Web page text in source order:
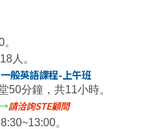
人。
般英語課程-上午班
50分鐘，共11小時。
請洽詢STE顧問
。